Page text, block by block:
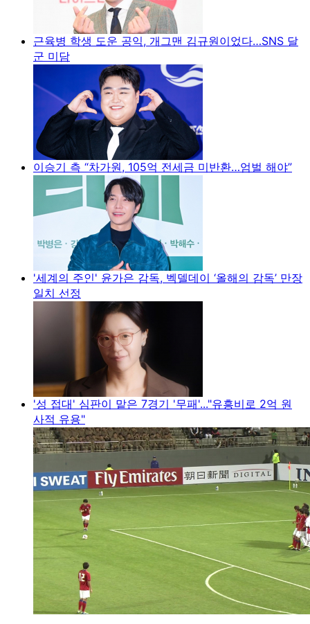
근육병 학생 도운 공익, 개그맨 김규원이었다…SNS 달
군 미담
이승기 측 “차가원, 105억 전세금 미반환…엄벌 해야”
'세계의 주인' 윤가은 감독, 벡델데이 ‘올해의 감독’ 만장
일치 선정
'성 접대' 심판이 맡은 7경기 '무패'..."유흥비로 2억 원
사적 유용"